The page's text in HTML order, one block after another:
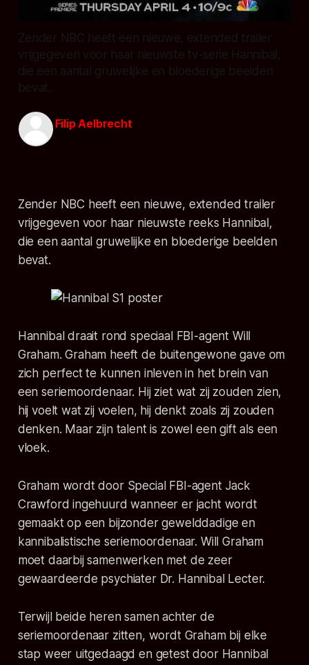
Zender NBC heeft een nieuwe, extended trailer
vrijgegeven voor haar nieuwste tv-serie Hannibal,
die een aantal gruwelijke en bloederige beelden
bevat.
Filip Aelbrecht
Zender NBC heeft een nieuwe, extended trailer
vrijgegeven voor haar nieuwste reeks Hannibal,
die een aantal gruwelijke en bloederige beelden
bevat.
Hannibal draait rond speciaal FBI-agent Will
Graham. Graham heeft de buitengewone gave om
zich perfect te kunnen inleven in het brein van
een seriemoordenaar. Hij ziet wat zij zouden zien,
hij voelt wat zij voelen, hij denkt zoals zij zouden
denken. Maar zijn talent is zowel een gift als een
vloek.
Graham wordt door Special FBI-agent Jack
Crawford ingehuurd wanneer er jacht wordt
gemaakt op een bijzonder gewelddadige en
kannibalistische seriemoordenaar. Will Graham
moet daarbij samenwerken met de zeer
gewaardeerde psychiater Dr. Hannibal Lecter.
Terwijl beide heren samen achter de
seriemoordenaar zitten, wordt Graham bij elke
stap weer uitgedaagd en getest door Hannibal